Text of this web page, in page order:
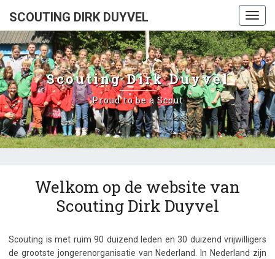
SCOUTING DIRK DUYVEL
Scouting Dirk Duyvel
Proud to be a Scout
op
de
Scouting
Dirk
Welkom op de website van
Scouting Dirk Duyvel
Scouting is met ruim 90 duizend leden en 30 duizend vrijwilligers
de grootste jongerenorganisatie van Nederland. In Nederland zijn